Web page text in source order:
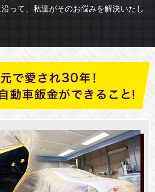
って、私達がそのお悩みを解決いたし